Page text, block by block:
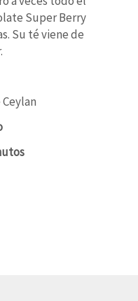
Super Berry
Su té viene de